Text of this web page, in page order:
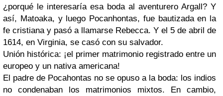
¿porqué le interesaría esa boda al aventurero Argall? Y
así, Matoaka, y luego Pocanhontas, fue bautizada en la
fe cristiana y pasó a llamarse Rebecca. Y el 5 de abril de
1614, en Virginia, se casó con su salvador.
Unión histórica: ¡el primer matrimonio registrado entre un
europeo y un nativa americana!
El padre de Pocahontas no se opuso a la boda: los indios
no condenaban los matrimonios mixtos. En cambio,